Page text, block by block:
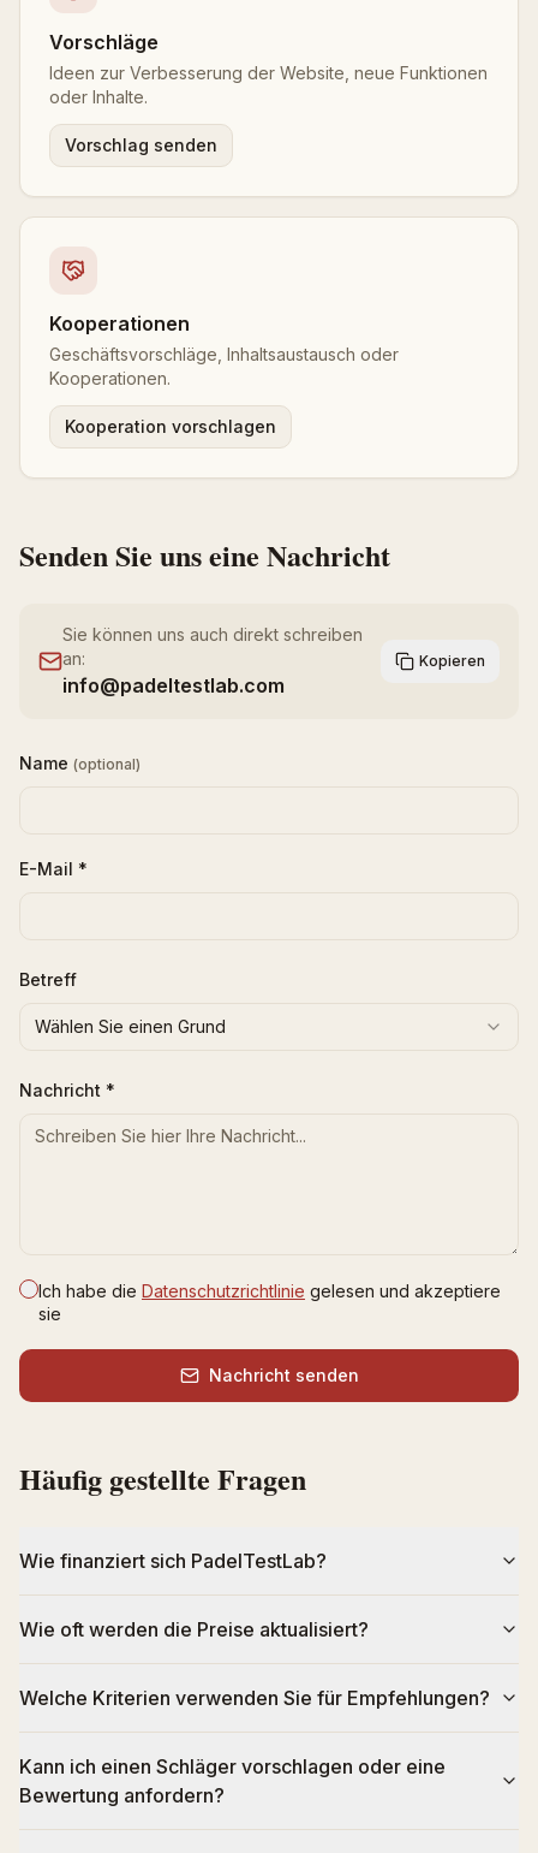
Vorschläge
Ideen zur Verbesserung der Website, neue Funktionen
oder Inhalte.
Vorschlag senden
Kooperationen
Geschäftsvorschläge, Inhaltsaustausch oder
Kooperationen.
Kooperation vorschlagen
Senden Sie uns eine Nachricht
Sie können uns auch direkt schreiben
an:
info@padeltestlab.com
Kopieren
Name (optional)
E-Mail *
Betreff
Wählen Sie einen Grund
Nachricht *
Ich habe die Datenschutzrichtlinie gelesen und akzeptiere
sie
Nachricht senden
Häufig gestellte Fragen
Wie finanziert sich PadelTestLab?
Wie oft werden die Preise aktualisiert?
Welche Kriterien verwenden Sie für Empfehlungen?
Kann ich einen Schläger vorschlagen oder eine
Bewertung anfordern?